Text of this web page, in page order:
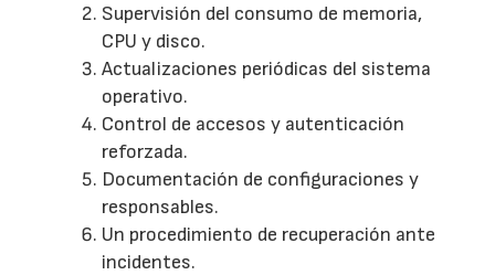
Supervisión del consumo de memoria,
CPU y disco.
Actualizaciones periódicas del sistema
operativo.
Control de accesos y autenticación
reforzada.
Documentación de configuraciones y
responsables.
Un procedimiento de recuperación ante
incidentes.